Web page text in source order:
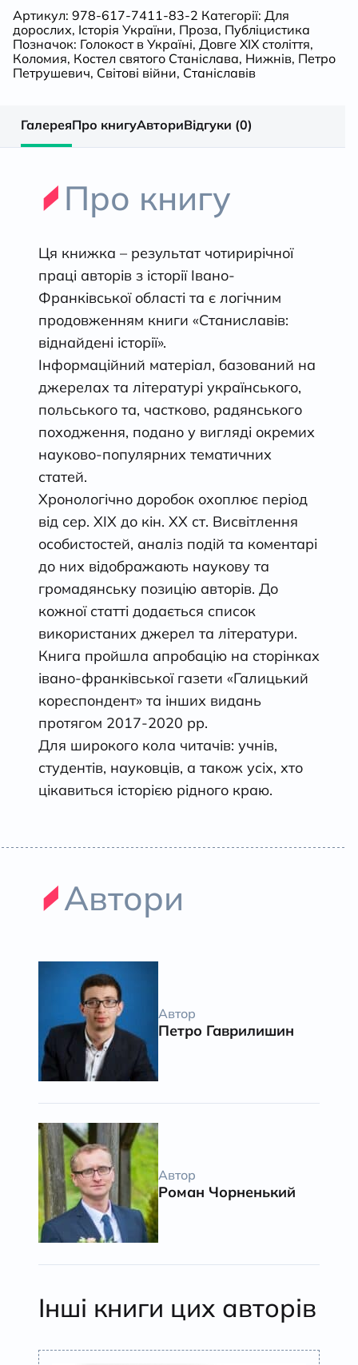
Артикул: 978-617-7411-83-2 Категорії: Для
дорослих, Історія України, Проза, Публіцистика
Позначок: Голокост в Україні, Довге ХІХ століття,
Коломия, Костел святого Станіслава, Нижнів, Петро
Петрушевич, Світові війни, Станіславів
ГалереяПро книгуАвториВідгуки (0)
Про книгу
Ця книжка – результат чотирирічної
праці авторів з історії Івано-
Франківської області та є логічним
продовженням книги «Станиславів:
віднайдені історії».
Інформаційний матеріал, базований на
джерелах та літературі українського,
польського та, частково, радянського
походження, подано у вигляді окремих
науково-популярних тематичних
статей.
Хронологічно доробок охоплює період
від сер. ХІХ до кін. ХХ ст. Висвітлення
особистостей, аналіз подій та коментарі
до них відображають наукову та
громадянську позицію авторів. До
кожної статті додається список
використаних джерел та літератури.
Книга пройшла апробацію на сторінках
івано-франківської газети «Галицький
кореспондент» та інших видань
протягом 2017-2020 рр.
Для широкого кола читачів: учнів,
студентів, науковців, а також усіх, хто
цікавиться історією рідного краю.
Автори
Автор
Петро Гаврилишин
Автор
Роман Чорненький
Інші книги цих авторів